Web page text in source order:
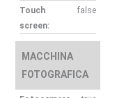
Touch
screen:
false
MACCHINA
FOTOGRAFICA